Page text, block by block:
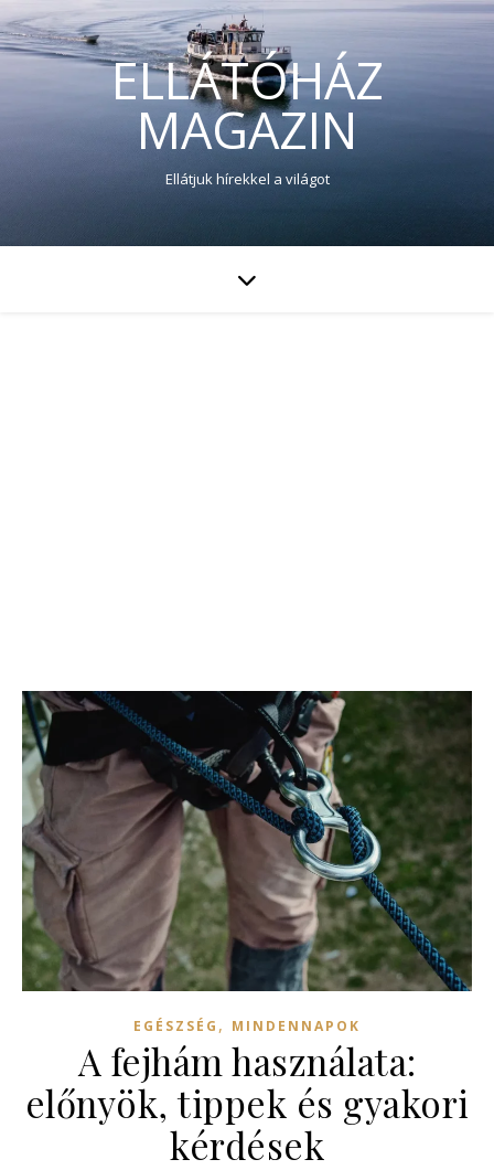
ELLÁTÓHÁZ
MAGAZIN
Ellátjuk hírekkel a világot
EGÉSZSÉG , MINDENNAPOK
A fejhám használata:
előnyök, tippek és gyakori
kérdések